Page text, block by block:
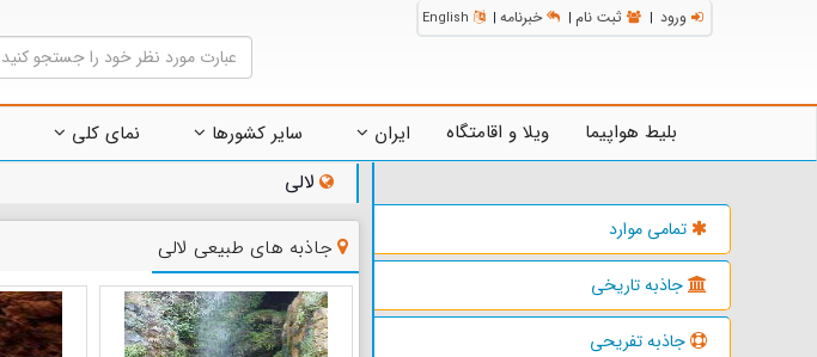
ورود | ثبت نام | خبرنامه |
English
بلیط هواپیما ویلا و اقامتگاه ایران سایر کشورها نمای کلی
تمامی موارد
جاذبه تاریخی
جاذبه تفریحی
لالی
جاذبه های طبیعی لالی